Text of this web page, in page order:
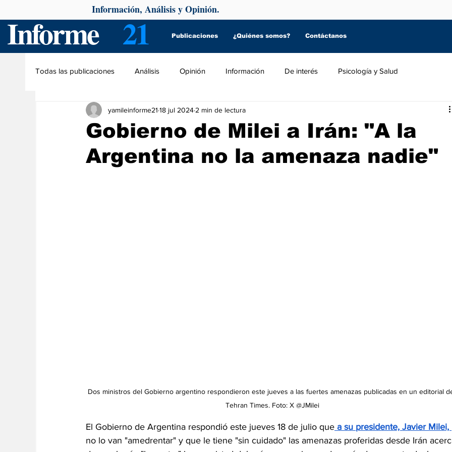
Informe 21 Publicaciones ¿Quiénes somos? Contáctanos
Información, Análisis y Opinión.
Todas las publicaciones Análisis Opinión Información De interés Psicología y Salud
Gobierno de Milei a Irán: "A la
Argentina no la amenaza nadie"
yamileinforme21 18 jul 2024 2 min de lectura
Dos ministros del Gobierno argentino respondieron este jueves a las fuertes amenazas publicadas en un editorial
Tehran Times. Foto: X @JMilei
El Gobierno de Argentina respondió este jueves 18 de julio que a su presidente, Javier Milei,
no lo van "amedrentar" y que le tiene "sin cuidado" las amenazas proferidas desde Irán